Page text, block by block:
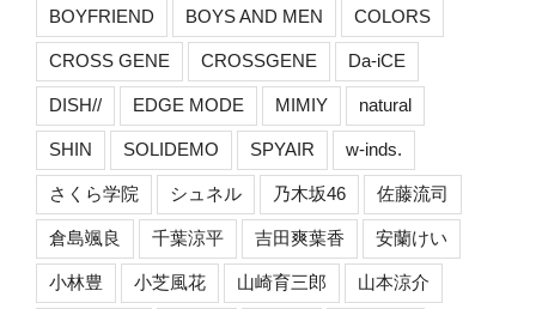
BOYFRIEND BOYS AND MEN COLORS
CROSS GENE CROSSGENE Da-iCE
DISH// EDGE MODE MIMIY natural
SHIN SOLIDEMO SPYAIR w-inds.
さくら学院 シュネル 乃木坂46 佐藤流司
倉島颯良 千葉涼平 吉田爽葉香 安蘭けい
小林豊 小芝風花 山崎育三郎 山本涼介